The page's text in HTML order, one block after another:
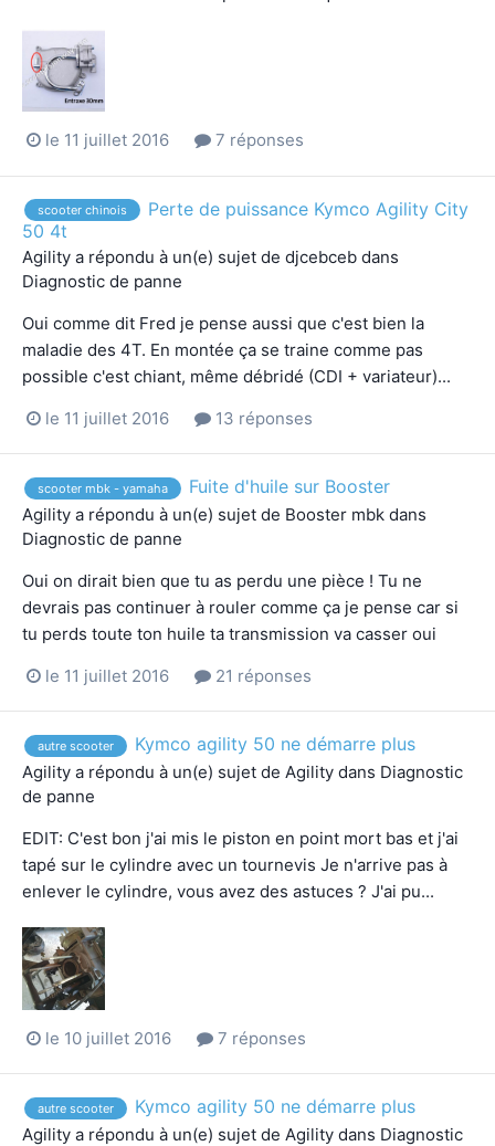
le 11 juillet 2016 7 réponses
scooter chinois
Perte de puissance Kymco Agility City
50 4t
Agility a répondu à un(e) sujet de djcebceb dans
Diagnostic de panne
Oui comme dit Fred je pense aussi que c'est bien la
maladie des 4T. En montée ça se traine comme pas
possible c'est chiant, même débridé (CDI + variateur)...
le 11 juillet 2016 13 réponses
scooter mbk - yamaha Fuite d'huile sur Booster
Agility a répondu à un(e) sujet de Booster mbk dans
Diagnostic de panne
Oui on dirait bien que tu as perdu une pièce ! Tu ne
devrais pas continuer à rouler comme ça je pense car si
tu perds toute ton huile ta transmission va casser oui
le 11 juillet 2016 21 réponses
autre scooter Kymco agility 50 ne démarre plus
Agility a répondu à un(e) sujet de Agility dans Diagnostic
de panne
EDIT: C'est bon j'ai mis le piston en point mort bas et j'ai
tapé sur le cylindre avec un tournevis Je n'arrive pas à
enlever le cylindre, vous avez des astuces ? J'ai pu...
le 10 juillet 2016 7 réponses
autre scooter Kymco agility 50 ne démarre plus
Agility a répondu à un(e) sujet de Agility dans Diagnostic